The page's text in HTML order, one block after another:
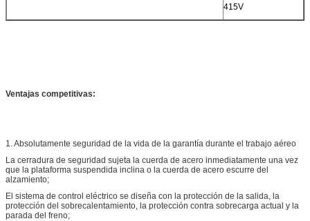
415V
Ventajas competitivas:
1. Absolutamente seguridad de la vida de la garantía durante el trabajo aéreo
La cerradura de seguridad sujeta la cuerda de acero inmediatamente una vez
que la plataforma suspendida inclina o la cuerda de acero escurre del
alzamiento;
El sistema de control eléctrico se diseña con la protección de la salida, la
protección del sobrecalentamiento, la protección contra sobrecarga actual y la
parada del freno;